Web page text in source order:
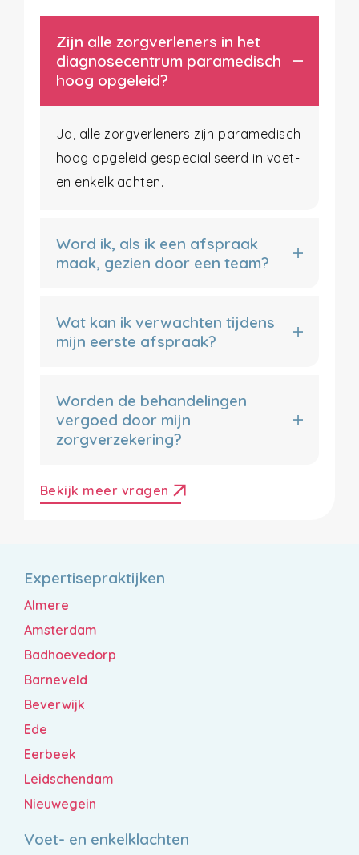
Zijn alle zorgverleners in het
diagnosecentrum paramedisch
hoog opgeleid?
Ja, alle zorgverleners zijn paramedisch
hoog opgeleid gespecialiseerd in voet-
en enkelklachten.
Word ik, als ik een afspraak
maak, gezien door een team?
Wat kan ik verwachten tijdens
mijn eerste afspraak?
Worden de behandelingen
vergoed door mijn
zorgverzekering?
Bekijk meer vragen arrow_outward
Expertisepraktijken
Almere
Amsterdam
Badhoevedorp
Barneveld
Beverwijk
Ede
Eerbeek
Leidschendam
Nieuwegein
Voet- en enkelklachten